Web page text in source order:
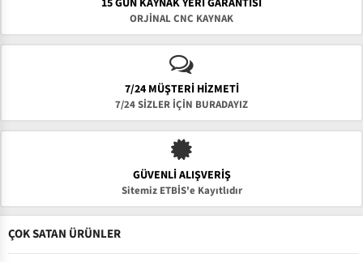
15 GÜN KAYNAK YERI GARANTISI
ORJİNAL CNC KAYNAK
7/24 MÜŞTERİ HİZMETİ
7/24 SİZLER İÇİN BURADAYIZ
GÜVENLI ALIŞVERIŞ
Sitemiz ETBİS'e Kayıtlıdır
ÇOK SATAN ÜRÜNLER